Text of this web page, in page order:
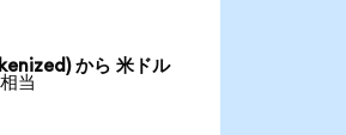
から 米ドル
当